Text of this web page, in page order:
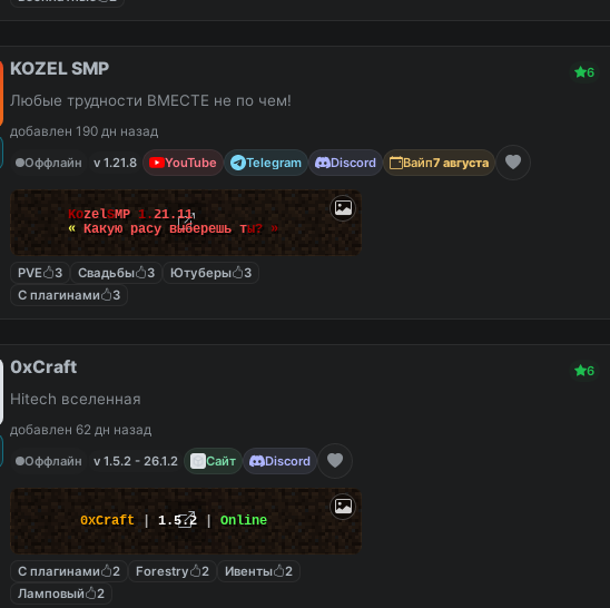
KOZEL SMP 6
Любые трудности ВМЕСТЕ не по чем!
добавлен 190 дн назад
Оффлайн
v 1.21.8 YouTube Telegram Discord Вайп7 августа
KozelSMP 1.21.11
« Какую расу выберешь ты? »
PVE 3 Свадьбы 3 Ютуберы
3
С плагинами
3
0xCraft 6
Hitech вселенная
добавлен 62 дн назад
Оффлайн
v 1.5.2 - 26.1.2 Сайт Discord
0xCraft 1.5.2 Online
С плагинами 2 Forestry 2 Ивенты
2
Ламповый
2